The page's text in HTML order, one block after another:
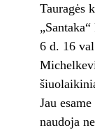
Tauragės
6 d. 16
Jau
naudoja